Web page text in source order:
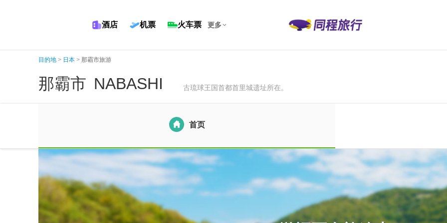
酒店 机票 火车票 更多
目的地 > 日本 > 那霸市旅游
那霸市 NABASHI 古琉球王国首都首里城遗址所在。
首页